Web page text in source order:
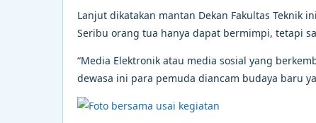
Lanjut dikatakan mantan Dekan Fakultas Teknik
Seribu orang tua hanya dapat bermimpi, tetapi
“Media Elektronik atau media sosial yang
dewasa ini para pemuda diancam budaya baru